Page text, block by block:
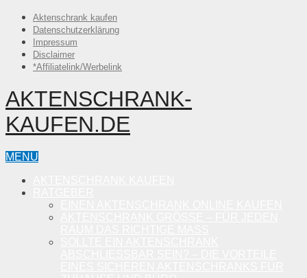
Aktenschrank kaufen
Datenschutzerklärung
Impressum
Disclaimer
*Affiliatelink/Werbelink
AKTENSCHRANK-
KAUFEN.DE
MENU